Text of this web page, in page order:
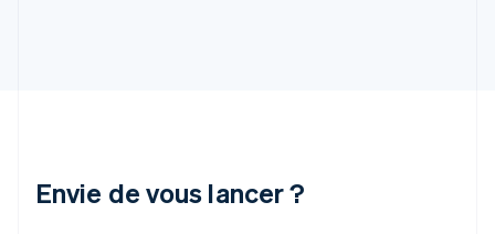
Envie de vous lancer ?
Japon